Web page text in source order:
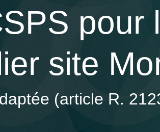
pour
site
(article R.